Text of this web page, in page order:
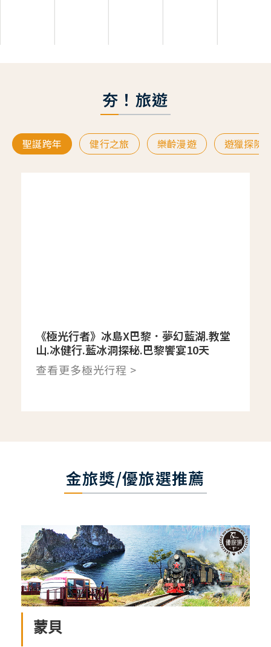
夯！旅遊
聖誕跨年 健行之旅 樂齡漫遊 遊獵探險
《極光行者》冰島X巴黎．夢幻藍湖.教堂
山.冰健行.藍冰洞探秘.巴黎饗宴10天
查看更多極光行程 >
金旅獎/優旅選推薦
蒙貝